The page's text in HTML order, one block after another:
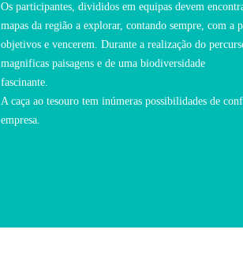
Os participantes, divididos em equipas devem
mapas da região a explorar, contando sempre, com a
objetivos e vencerem. Durante a realização do
magnificas paisagens e de uma biodiversidade
fascinante.
A caça ao tesouro tem inúmeras possibilidades de
empresa.